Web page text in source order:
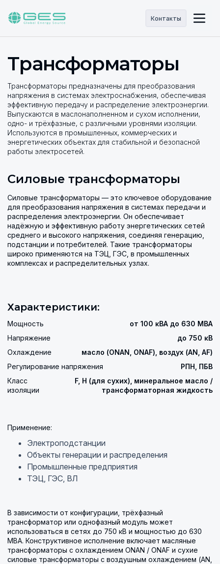
Контакты
Трансформаторы
Трансформаторы предназначены для преобразования
напряжения в системах электроснабжения, обеспечивая
эффективную передачу и распределение электроэнергии.
Выпускаются в маслонаполненном и сухом исполнении,
одно- и трёхфазные, с различными уровнями изоляции.
Используются в промышленных, коммерческих и
энергетических объектах для стабильной и безопасной
работы электросетей.
Силовые трансформаторы
Силовые трансформаторы — это ключевое оборудование
для преобразования напряжения в системах передачи и
распределения электроэнергии. Он обеспечивает
надёжную и эффективную работу энергетических сетей
среднего и высокого напряжения, соединяя генерацию,
подстанции и потребителей. Такие трансформаторы
широко применяются на ТЭЦ, ГЭС, в промышленных
комплексах и распределительных узлах.
Характеристики:
Мощность
от 100 кВА до 630 МВА
Напряжение
до 750 кВ
Охлаждение
масло (ONAN, ONAF), воздух (AN, AF)
Регулирование напряжения
РПН, ПБВ
Класс
изоляции
F, H (для сухих), минеральное масло /
трансформаторная жидкость
Применение:
Электроподстанции
Объекты генерации и распределения
Промышленные предприятия
ТЭЦ, ГЭС, ВЛ
В зависимости от конфигурации, трёхфазный
трансформатор или однофазный модуль может
использоваться в сетях до 750 кВ и мощностью до 630
МВА. Конструктивное исполнение включает масляные
трансформаторы с охлаждением ONAN / ONAF и сухие
силовые трансформаторы с воздушным охлаждением (AN,